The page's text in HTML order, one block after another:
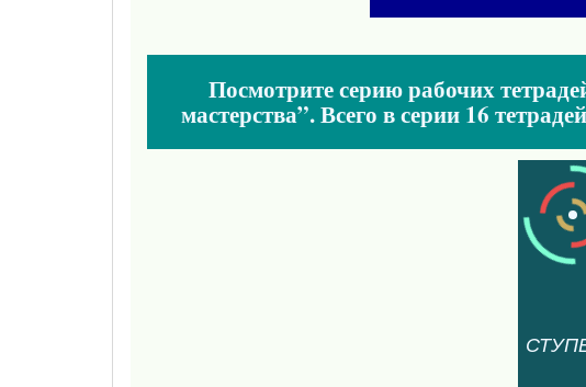
Посмотрите серию рабочих
мастерства”. Всего в серии 16